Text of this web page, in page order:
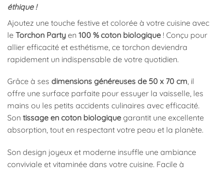
éthique !
Ajoutez une touche festive et colorée à votre cuisine avec
le Torchon Party en 100 % coton biologique ! Conçu pour
allier efficacité et esthétisme, ce torchon deviendra
rapidement un indispensable de votre quotidien.
Grâce à ses dimensions généreuses de 50 x 70 cm, il
offre une surface parfaite pour essuyer la vaisselle, les
mains ou les petits accidents culinaires avec efficacité.
Son tissage en coton biologique garantit une excellente
absorption, tout en respectant votre peau et la planète.
Son design joyeux et moderne insuffle une ambiance
conviviale et vitaminée dans votre cuisine. Facile à